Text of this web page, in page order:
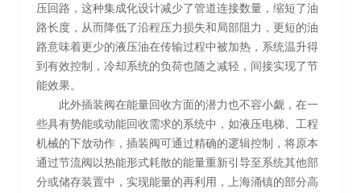
压回路，这种集成化设计减少了管道连接数量，缩短了油
路长度，从而降低了沿程压力损失和局部阻力，更短的油
路意味着更少的液压油在传输过程中被加热，系统温升得
到有效控制，冷却系统的负荷也随之减轻，间接实现了节
能效果。
此外插装阀在能量回收方面的潜力也不容小觑，在一
些具有势能或动能回收需求的系统中，如液压电梯、工程
机械的下放动作，插装阀可通过精确的逻辑控制，将原本
通过节流阀以热能形式耗散的能量重新引导至系统其他部
分或储存装置中，实现能量的再利用，上海涌镇的部分高